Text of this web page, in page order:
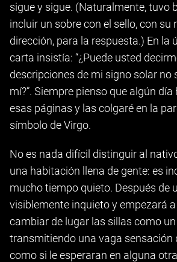
sigue y sigue. (Naturalmente, tuvo
incluir un sobre con el sello, con su
dirección, para la respuesta.) En la
carta insistía: “¿Puede usted
descripciones de mi signo solar no
mí?”. Siempre pienso que algún
esas páginas y las colgaré en la
símbolo de Virgo.
No es nada difícil distinguir al
una habitación llena de gente: es
mucho tiempo quieto. Después de
visiblemente inquieto y empezará
cambiar de lugar las sillas como
transmitiendo una vaga sensación
como si le esperaran en alguna